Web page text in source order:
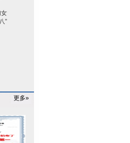
女
”
更多»